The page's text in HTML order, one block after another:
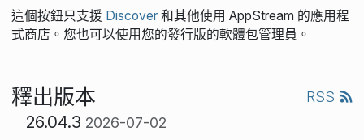
這個按鈕只支援 Discover和其他使用 AppStream 的應用程
式商店。您也可以使用您的發行版的軟體包管理員。
釋出版本 RSS
26.04.3 2026-07-02